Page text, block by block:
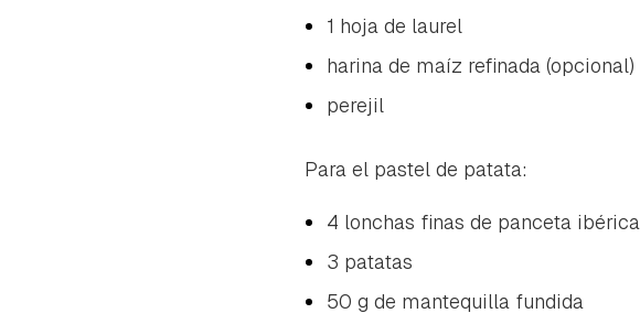
1 hoja de laurel
harina de maíz refinada (opcional)
perejil
Para el pastel de patata:
4 lonchas finas de panceta ibérica
3 patatas
50 g de mantequilla fundida